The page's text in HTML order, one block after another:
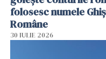
folosesc numele
Române
30 IULIE 2026